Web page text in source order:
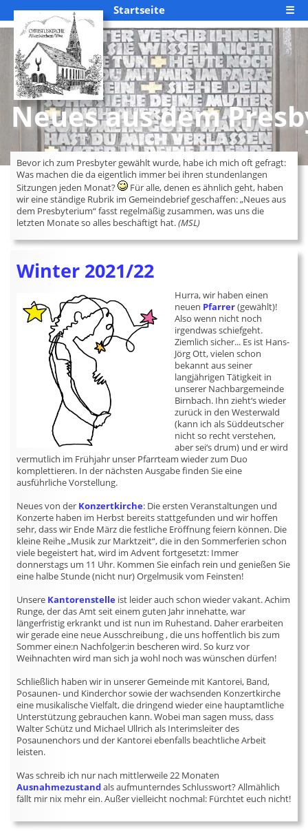
Startseite ☰
Neues aus dem
Bevor ich zum Presbyter gewählt wurde, habe ich mich oft gefragt:
Was machen die da eigentlich immer bei ihren stundenlangen
Sitzungen jeden Monat?
Für alle, denen es ähnlich geht, haben
wir eine ständige Rubrik im Gemeindebrief geschaffen: „Neues aus
dem Presbyterium“ fasst regelmäßig zusammen, was uns die
letzten Monate so alles beschäftigt hat.(MSL)
Winter 2021/22
Hurra, wir haben einen
neuen Pfarrer(gewählt)!
Also wenn nicht noch
irgendwas schiefgeht.
Ziemlich sicher... Es ist Hans-
Jörg Ott, vielen schon
bekannt aus seiner
langjährigen Tätigkeit in
unserer Nachbargemeinde
Birnbach. Ihn zieht‘s wieder
zurück in den Westerwald
(kann ich als Süddeutscher
nicht so recht verstehen,
aber sei‘s drum) und er wird
vermutlich im Frühjahr unser Pfarrteam wieder zum Duo
komplettieren. In der nächsten Ausgabe finden Sie eine
ausführliche Vorstellung.
Neues von der Konzertkirche: Die ersten Veranstaltungen und
Konzerte haben im Herbst bereits stattgefunden und wir hoffen
sehr, dass wir Ende März die festliche Eröffnung feiern können. Die
kleine Reihe „Musik zur Marktzeit“, die in den Sommerferien schon
viele begeistert hat, wird im Advent fortgesetzt: Immer
donnerstags um 11 Uhr. Kommen Sie einfach rein und genießen Sie
eine halbe Stunde (nicht nur) Orgelmusik vom Feinsten!
Unsere Kantorenstelle ist leider auch schon wieder vakant. Achim
Runge, der das Amt seit einem guten Jahr innehatte, war
längerfristig erkrankt und ist nun im Ruhestand. Daher erarbeiten
wir gerade eine neue Ausschreibung , die uns hoffentlich bis zum
Sommer eine:n Nachfolger:in bescheren wird. So kurz vor
Weihnachten wird man sich ja wohl noch was wünschen dürfen!
Schließlich haben wir in unserer Gemeinde mit Kantorei, Band,
Posaunen- und Kinderchor sowie der wachsenden Konzertkirche
eine musikalische Vielfalt, die dringend wieder eine hauptamtliche
Unterstützung gebrauchen kann. Wobei man sagen muss, dass
Walter Schütz und Michael Ullrich als Interimsleiter des
Posaunenchors und der Kantorei ebenfalls beachtliche Arbeit
leisten.
Was schreib ich nur nach mittlerweile 22 Monaten
Ausnahmezustandals aufmunterndes Schlusswort? Allmählich
fällt mir nix mehr ein. Außer vielleicht nochmal: Fürchtet euch nicht!